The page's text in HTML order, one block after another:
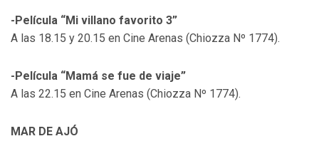
-Película “Mi villano favorito 3”
A las 18.15 y 20.15 en Cine Arenas (Chiozza Nº 1774).
-Película “Mamá se fue de viaje”
A las 22.15 en Cine Arenas (Chiozza Nº 1774).
MAR DE AJÓ